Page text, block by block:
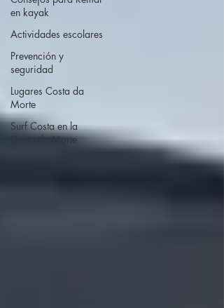
en kayak
Actividades escolares
Prevención y
seguridad
Lugares Costa da
Morte
Surf Costa en la
Costa da Morte